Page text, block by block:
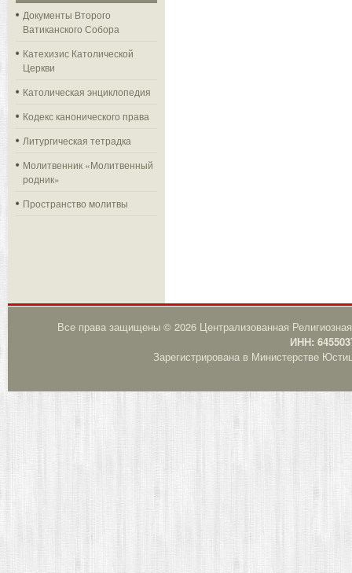
Документы Второго
Ватиканского Собора
Катехизис Католической
Церкви
Католическая энциклопедия
Кодекс канонического права
Литургическая тетрадка
Молитвенник «Молитвенный
родник»
Пространство молитвы
Все права защищены © 2026 Централизованная
ИНН:
Зарегистрирована в Министерстве